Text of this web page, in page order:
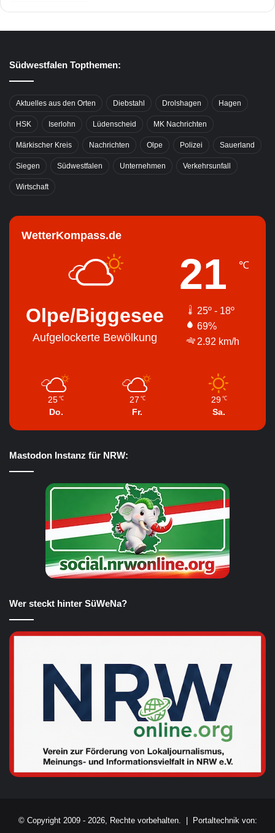
Südwestfalen Topthemen:
Aktuelles aus den Orten Diebstahl Drolshagen Hagen
HSK Iserlohn Lüdenscheid MK Nachrichten
Märkischer Kreis Nachrichten Olpe Polizei Sauerland
Siegen Südwestfalen Unternehmen Verkehrsunfall
Wirtschaft
WetterKompass.de
Olpe/Biggesee
Aufgelockerte Bewölkung
21 ℃
25º - 18º
69%
2.92 km/h
25 ℃
Do.
27 ℃
Fr.
29 ℃
Sa.
Mastodon Instanz für NRW:
Wer steckt hinter SüWeNa?
© Copyright 2009 - 2026, Rechte vorbehalten. | Portaltechnik von: